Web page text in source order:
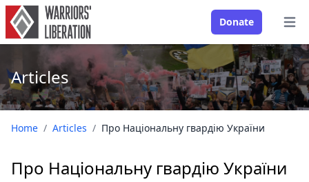
Donate
Articles
Home / Articles / Про Національну гвардію України
Про Національну гвардію України